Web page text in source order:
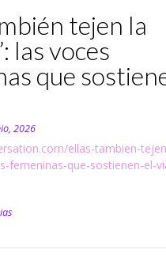
tejen la
las voces
que
2026
ellas-tambien-
femeninas-que-sostienen-el-